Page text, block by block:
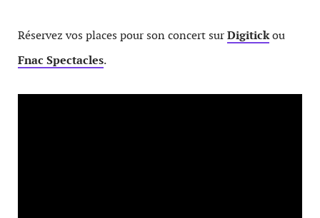
Réservez vos places pour son concert surDigitickou
Fnac Spectacles.